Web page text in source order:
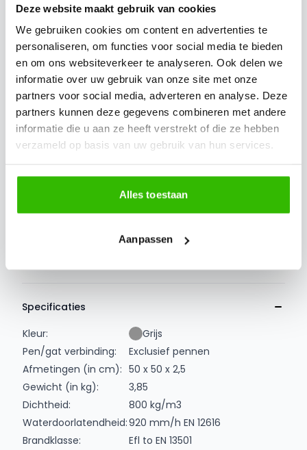
Deze website maakt gebruik van cookies
We gebruiken cookies om content en advertenties te
personaliseren, om functies voor social media te bieden
en om ons websiteverkeer te analyseren. Ook delen we
informatie over uw gebruik van onze site met onze
partners voor social media, adverteren en analyse. Deze
partners kunnen deze gegevens combineren met andere
informatie die u aan ze heeft verstrekt of die ze hebben
verzameld op basis van uw gebruik van hun services.
Alles toestaan
Aanpassen
beschermen en om ervoor te zorgen dat installaties
daken rond het huis (van erkers, garages, schuurtjes,
uit- en aanbouw) wordt de tegel gelegd om
bijvoorbeeld een trap op te plaatsen; dit voorkomt
schade aan de dakbedekking.
Voordelen
licht van gewicht; 1 m2 weegt circa 18,4 kilogram
geluiddempend
valbrekend
beschermt de huidige dakbedekking (uitgezonderd
Extra informatie
Specificaties
Kleur:
Grijs
Pen/gat verbinding:
Exclusief pennen
Afmetingen (in cm): 50 x 50 x 2,5
Gewicht (in kg):
3,85
Dichtheid:
800 kg/m3
Waterdoorlatendheid:920 mm/h EN 12616
Brandklasse:
Efl to EN 13501